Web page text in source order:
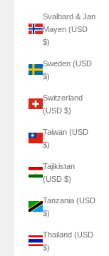
Svalbard & Jan
Mayen (USD
$)
Sweden (USD
$)
Switzerland
(USD $)
Taiwan (USD
$)
Tajikistan
(USD $)
Tanzania (USD
$)
Thailand (USD
$)